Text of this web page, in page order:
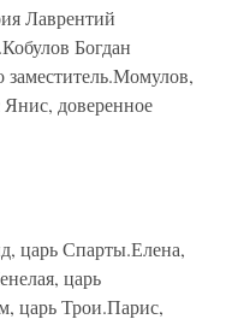
Лаврентий
Богдан
заместитель.Момулов,
доверенное
царь Спарты.Елена,
царь
царь Трои.Парис,